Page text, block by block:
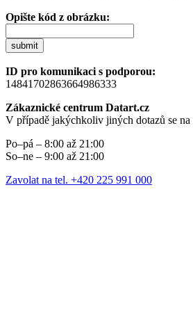
Opište kód z obrázku:
submit
ID pro komunikaci s podporou:
14841702863664986333
Zákaznické centrum Datart.cz
V případě jakýchkoliv jiných dotazů se na
Po–pá – 8:00 až 21:00
So–ne – 9:00 až 21:00
Zavolat na tel. +420 225 991 000